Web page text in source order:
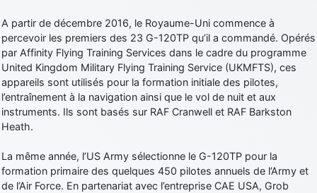
A partir de décembre 2016, le Royaume-Uni commence à
percevoir les premiers des 23 G-120TP qu’il a commandé. Opérés
par Affinity Flying Training Services dans le cadre du programme
United Kingdom Military Flying Training Service (UKMFTS), ces
appareils sont utilisés pour la formation initiale des pilotes,
l’entraînement à la navigation ainsi que le vol de nuit et aux
instruments. Ils sont basés sur RAF Cranwell et RAF Barkston
Heath.
La même année, l’US Army sélectionne le G-120TP pour la
formation primaire des quelques 450 pilotes annuels de l’Army et
de l’Air Force. En partenariat avec l’entreprise CAE USA, Grob